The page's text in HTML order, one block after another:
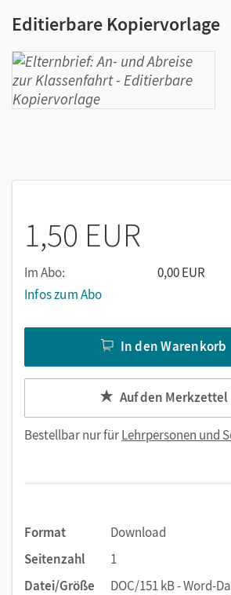
Editierbare Kopiervorlage
1,50 EUR
Im Abo:
0,00 EUR
Infos zum Abo
In den Warenkorb
Auf den Merkzettel
Bestellbar nur fürLehrpersonen und
Format
Download
Seitenzahl
1
Datei/Größe
DOC/151 kB - Word-